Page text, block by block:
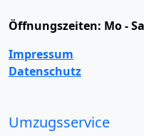
Öffnungszeiten: Mo -
Impressum
Datenschutz
Umzugsservice